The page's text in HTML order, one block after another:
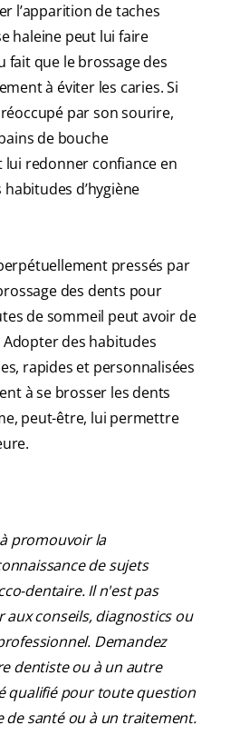
l’apparition de taches
haleine peut lui faire
fait que le brossage des
à éviter les caries. Si
par son sourire,
de bouche
lui redonner confiance en
d’hygiène
pressés par
des dents pour
de sommeil peut avoir de
des habitudes
rapides et personnalisées
à se brosser les dents
peut-être, lui permettre
promouvoir la
de sujets
dentaire. Il n'est pas
conseils, diagnostics ou
Demandez
dentiste ou à un autre
qualifié pour toute question
de santé ou à un traitement.